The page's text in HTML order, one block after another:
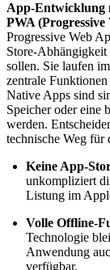
App-Entwicklung
PWA (Progressive
Progressive Web
Store-Abhängigkeit
sollen. Sie laufen
zentrale
Native Apps sind
Speicher oder eine
werden.
technische Weg
Keine App-
unkompliziert
Listung im
Volle Offline-
Technologie
Anwendung
verfügbar.